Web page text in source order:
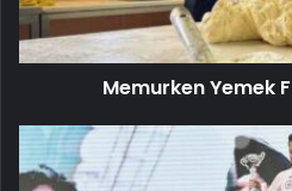
Memurken Yemek